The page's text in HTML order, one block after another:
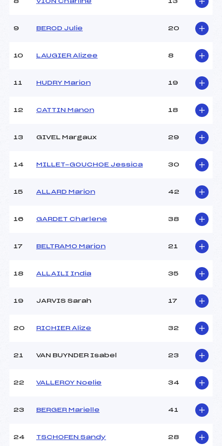
PHILIBERT MARGOT (FRA)
Ouvreurs D :
Météo :
NUAGEUX
50
Traceur :
SILVESTRE PASCAL (FRA)
HUDRY PIERRE JEAN
(FRA)
Ouvreurs D :
-5
8 VION Charline 13
9 BEROD Julie 20
10 LAUGIER Alizee 8
11 HUDRY Marion 19
12 CATTIN Manon 18
13 GIVEL Margaux 29
14 MILLET-GOUCHOE Jessica 30
15 ALLARD Marion 42
16 GARDET Charlene 38
17 BELTRAMO Marion 21
18 ALLAILI India 35
19 JARVIS Sarah 17
20 RICHIER Alize 32
21 VAN BUYNDER Isabel 23
22 VALLEROY Noelie 34
23 BERGER Marielle 41
24 TSCHOFEN Sandy 28